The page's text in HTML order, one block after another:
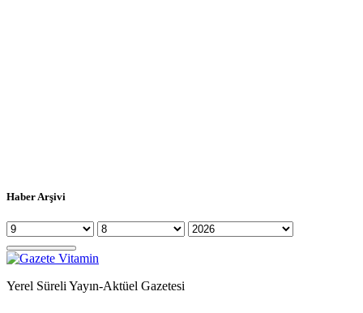
Haber Arşivi
Yerel Süreli Yayın-Aktüel Gazetesi